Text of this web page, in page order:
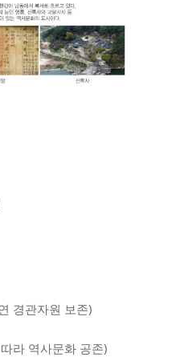
경관자원 보존)
라 역사문화 공존)